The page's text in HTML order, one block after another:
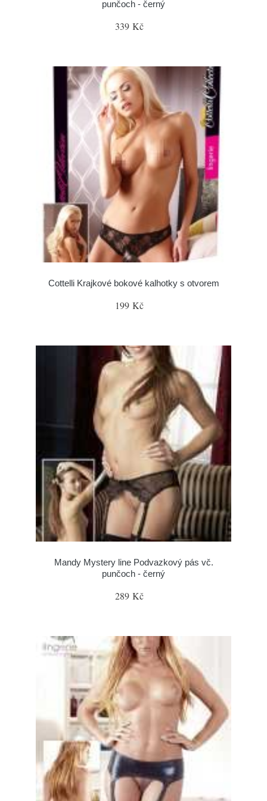
punčoch - černý
339 Kč
Cottelli Krajkové bokové kalhotky s otvorem
199 Kč
Mandy Mystery line Podvazkový pás vč.
punčoch - černý
289 Kč